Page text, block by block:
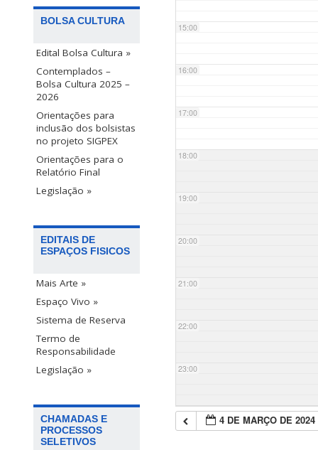
BOLSA CULTURA
Edital Bolsa Cultura »
Contemplados –
Bolsa Cultura 2025 –
2026
Orientações para
inclusão dos bolsistas
no projeto SIGPEX
Orientações para o
Relatório Final
Legislação »
EDITAIS DE
ESPAÇOS FISICOS
Mais Arte »
Espaço Vivo »
Sistema de Reserva
Termo de
Responsabilidade
Legislação »
CHAMADAS E
PROCESSOS
SELETIVOS
15:00
16:00
17:00
18:00
19:00
20:00
21:00
22:00
23:00
4 DE MARÇO DE 2024